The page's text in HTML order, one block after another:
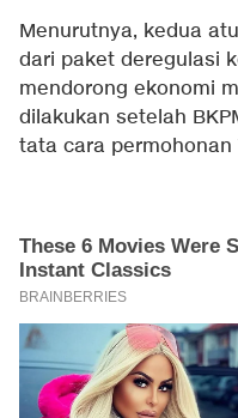
Menurutnya, kedua
dari paket deregulasi
mendorong ekonomi
dilakukan setelah
tata cara permohonan